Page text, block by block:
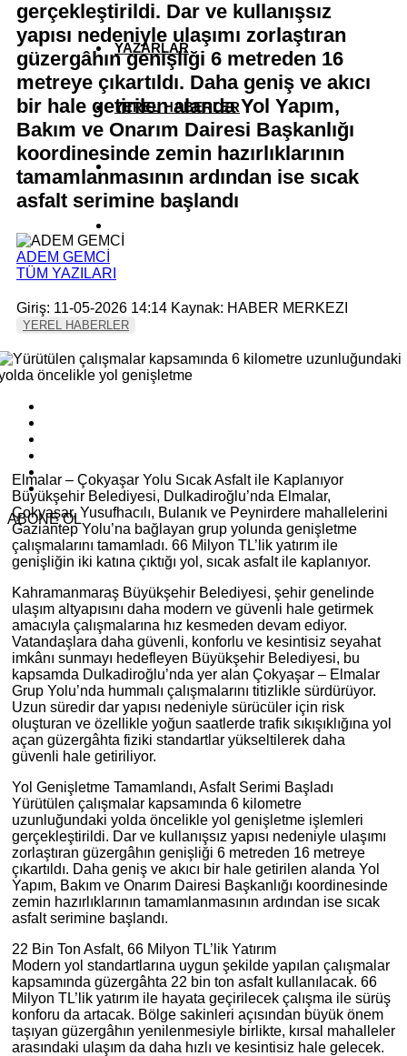
YAZARLAR
YEREL HABERLER
gerçekleştirildi. Dar ve kullanışsız
yapısı nedeniyle ulaşımı zorlaştıran
güzergâhın genişliği 6 metreden 16
metreye çıkartıldı. Daha geniş ve akıcı
bir hale getirilen alanda Yol Yapım,
Bakım ve Onarım Dairesi Başkanlığı
koordinesinde zemin hazırlıklarının
tamamlanmasının ardından ise sıcak
asfalt serimine başlandı
ADEM GEMCİ
TÜM YAZILARI
Giriş: 11-05-2026 14:14 Kaynak: HABER MERKEZI
YEREL HABERLER
ABONE OL
Elmalar – Çokyaşar Yolu Sıcak Asfalt ile Kaplanıyor
Büyükşehir Belediyesi, Dulkadiroğlu’nda Elmalar,
Çokyaşar, Yusufhacılı, Bulanık ve Peynirdere mahallelerini
Gaziantep Yolu’na bağlayan grup yolunda genişletme
çalışmalarını tamamladı. 66 Milyon TL’lik yatırım ile
genişliğin iki katına çıktığı yol, sıcak asfalt ile kaplanıyor.
Kahramanmaraş Büyükşehir Belediyesi, şehir genelinde
ulaşım altyapısını daha modern ve güvenli hale getirmek
amacıyla çalışmalarına hız kesmeden devam ediyor.
Vatandaşlara daha güvenli, konforlu ve kesintisiz seyahat
imkânı sunmayı hedefleyen Büyükşehir Belediyesi, bu
kapsamda Dulkadiroğlu’nda yer alan Çokyaşar – Elmalar
Grup Yolu’nda hummalı çalışmalarını titizlikle sürdürüyor.
Uzun süredir dar yapısı nedeniyle sürücüler için risk
oluşturan ve özellikle yoğun saatlerde trafik sıkışıklığına yol
açan güzergâhta fiziki standartlar yükseltilerek daha
güvenli hale getiriliyor.
Yol Genişletme Tamamlandı, Asfalt Serimi Başladı
Yürütülen çalışmalar kapsamında 6 kilometre
uzunluğundaki yolda öncelikle yol genişletme işlemleri
gerçekleştirildi. Dar ve kullanışsız yapısı nedeniyle ulaşımı
zorlaştıran güzergâhın genişliği 6 metreden 16 metreye
çıkartıldı. Daha geniş ve akıcı bir hale getirilen alanda Yol
Yapım, Bakım ve Onarım Dairesi Başkanlığı koordinesinde
zemin hazırlıklarının tamamlanmasının ardından ise sıcak
asfalt serimine başlandı.
22 Bin Ton Asfalt, 66 Milyon TL’lik Yatırım
Modern yol standartlarına uygun şekilde yapılan çalışmalar
kapsamında güzergâhta 22 bin ton asfalt kullanılacak. 66
Milyon TL’lik yatırım ile hayata geçirilecek çalışma ile sürüş
konforu da artacak. Bölge sakinleri açısından büyük önem
taşıyan güzergâhın yenilenmesiyle birlikte, kırsal mahalleler
arasındaki ulaşım da daha hızlı ve kesintisiz hale gelecek.